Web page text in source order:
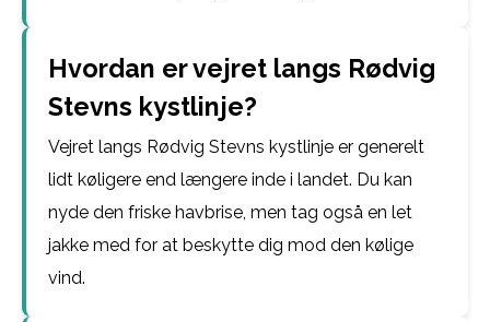
Hvordan er vejret langs Rødvig
Stevns kystlinje?
Vejret langs Rødvig Stevns kystlinje er generelt
lidt køligere end længere inde i landet. Du kan
nyde den friske havbrise, men tag også en let
jakke med for at beskytte dig mod den kølige
vind.